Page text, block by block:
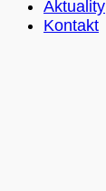
Aktuality
Kontakt